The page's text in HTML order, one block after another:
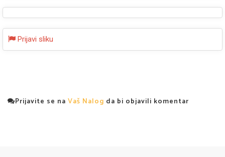
Prijavi sliku
Prijavite se na Vaš Nalog da bi objavili komentar